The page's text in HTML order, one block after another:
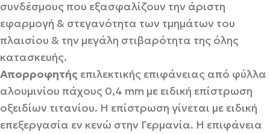
συνδέσμους που εξασφαλίζουν την άριστη
εφαρμογή & στεγανότητα των τμημάτων του
πλαισίου & την μεγάλη στιβαρότητα της όλης
κατασκευής.
Απορροφητής επιλεκτικής επιφάνειας από φύλλα
αλουμινίου πάχους 0,4 mm με ειδική επίστρωση
οξειδίων τιτανίου. Η επίστρωση γίνεται με ειδική
επεξεργασία εν κενώ στην Γερμανία. Η επιφάνεια